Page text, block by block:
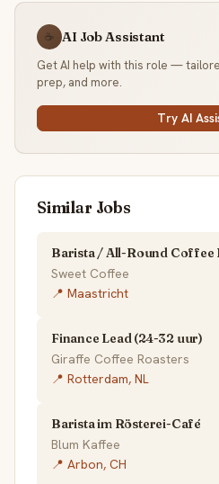
☕ AI Job Assistant
Get AI help with this role —
prep, and more.
Try AI
Similar Jobs
Barista / All-Round Coffee
Sweet Coffee
📍 Maastricht
Finance Lead (24-32 uur)
Giraffe Coffee Roasters
📍 Rotterdam, NL
Barista im Rösterei-Café
Blum Kaffee
📍 Arbon, CH